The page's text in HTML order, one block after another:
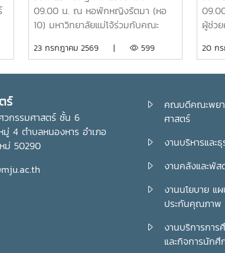
ษ์
หอพักหญิงรัตมา
09.00 น. ณ หอพักหญิงรัตมา (หอ
10) มหาวิทยาลัยแม่โจ้ร่วมกับคณะ
อินทนิล” ศูนย์ให้บริการด้านการดูแล
มหาวิทยาลัยแม่โจ้ เป็นประธานในพิธี
พร้อมด้วย บุคลากรงานหอพัก
คณาจารย์ คณะพยาบาลศาสตร์ และ
นักศึกษา เข้าร่วมอย่างพร้อมเพรียง
ห้อง “ร่มอินทนิล” เกิดขึ้นจากความ
คณะพยาบาลศาสตร์ เพื่อเป็นศูนย์ให้
การให้คำปรึกษา แนะนำด้านสุขภาพ
กายและสุขภาพใจแก่นักศึกษา เพื่อให้
23 กรกฎาคม 2569 | 599
ผู้ช่ว
เข้าร่
โจ้ผู้เ
รูป
พร
พรร
เสริ
ปลูก
สร้า
พยาบ
20
ร์
วกรรมศาสตร์ ชั้น 6
มู่ 4 ตำบลหนองหาร อำเภอ
ม่ 50290
คณบดีคณะพย
ศาสตร์
งานบริหารและ
งานคลังและพัส
งานนโยบาย แ
ประกันคุณภาพ
งานบริการการ
และกิจการนักศึ